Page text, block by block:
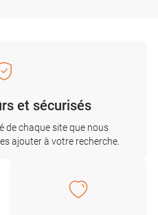
et sécurisés
de chaque site que nous
ajouter à votre recherche.